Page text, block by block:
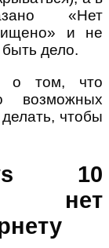
«Нет
и не
дело.
о том, что
возможных
чтобы
10
нет